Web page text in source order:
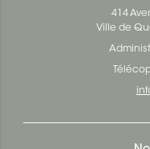
414
Ville de